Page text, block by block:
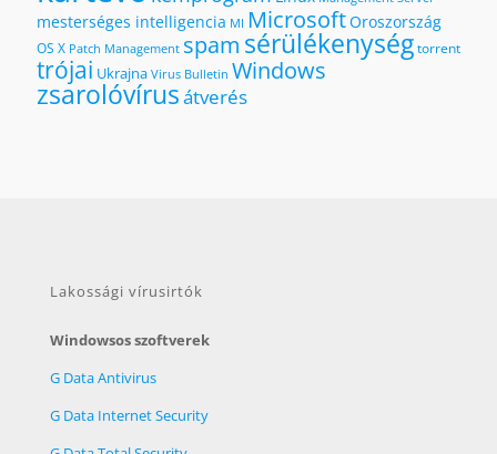
mesterséges intelligencia MI MicrosoftOroszország
OS X Patch Management spam sérülékenységtorrent
trójai Ukrajna Virus Bulletin Windows
zsarolóvírusátverés
Lakossági vírusirtók
Windowsos szoftverek
G Data Antivirus
G Data Internet Security